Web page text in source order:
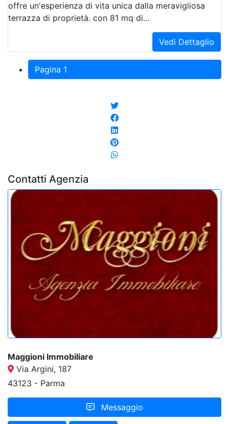
offre un'esperienza di vita unica dalla meravigliosa
terrazza di proprietà. con 81 mq di…
Vedi Dettaglio
Pagina 1
Contatti Agenzia
Maggioni Immobiliare
Via Argini, 187
43123 - Parma
Messaggio